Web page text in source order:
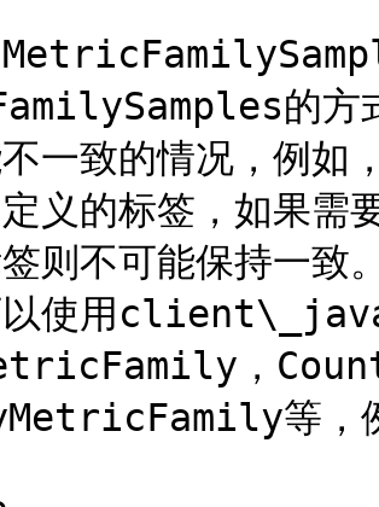
的方
一致的情况，例如
义的标签，如果需
则不可能保持一致
以使用client\_java
，
等，